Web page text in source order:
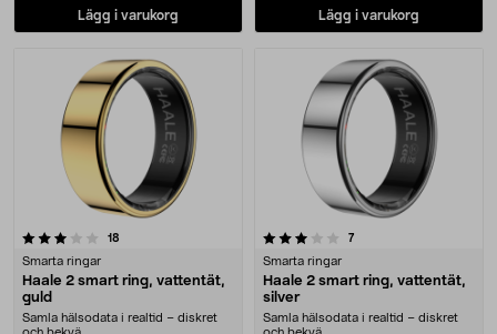
Lägg i varukorg Lägg i varukorg
18
Smarta ringar
Haale 2 smart ring, vattentät,
guld
Samla hälsodata i realtid – diskret
3.0 av 5 stjärnor 7recensioner
Smarta ringar
Haale 2 smart ring, vattentät,
silver
Samla hälsodata i realtid – diskret